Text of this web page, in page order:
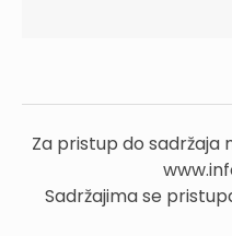
Za pristup do
Sadržajima se